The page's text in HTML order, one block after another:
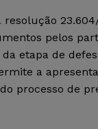
pelos
etapa de
a
processo de